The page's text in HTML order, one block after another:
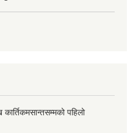
पहिलो